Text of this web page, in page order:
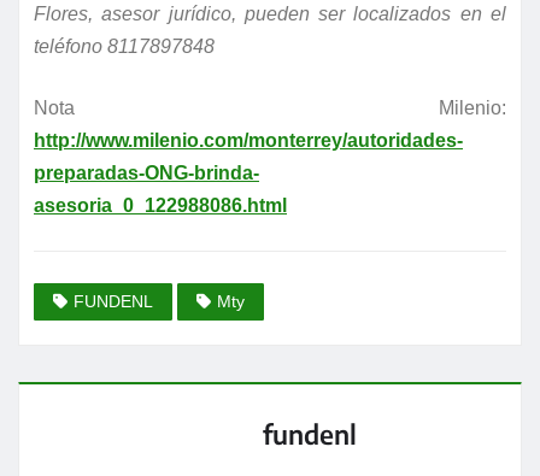
Flores, asesor jurídico, pueden ser localizados en el
teléfono 8117897848
Nota Milenio:
http://www.milenio.com/monterrey/autoridades-
preparadas-ONG-brinda-
asesoria_0_122988086.html
FUNDENL Mty
fundenl